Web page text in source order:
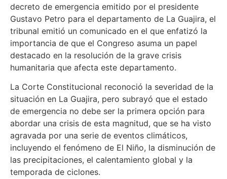
decreto de emergencia emitido por el presidente
Gustavo Petro para el departamento de La Guajira, el
tribunal emitió un comunicado en el que enfatizó la
importancia de que el Congreso asuma un papel
destacado en la resolución de la grave crisis
humanitaria que afecta este departamento.
La Corte Constitucional reconoció la severidad de la
situación en La Guajira, pero subrayó que el estado
de emergencia no debe ser la primera opción para
abordar una crisis de esta magnitud, que se ha visto
agravada por una serie de eventos climáticos,
incluyendo el fenómeno de El Niño, la disminución de
las precipitaciones, el calentamiento global y la
temporada de ciclones.